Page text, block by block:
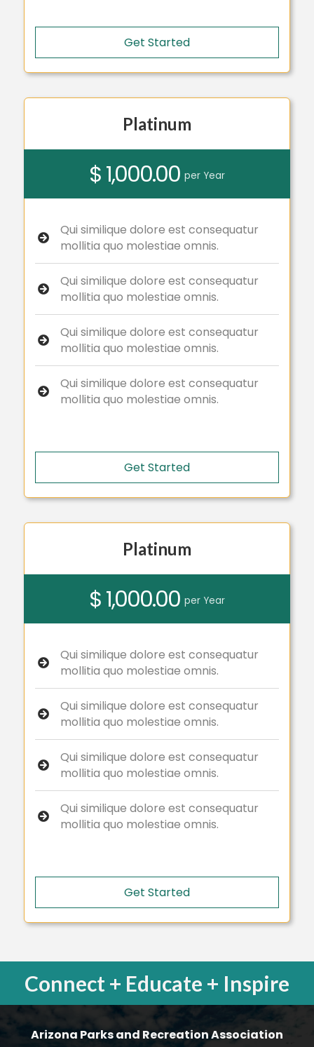
Get Started
Platinum
$ 1,000.00 per Year
Qui similique dolore est consequatur
mollitia quo molestiae omnis.
Qui similique dolore est consequatur
mollitia quo molestiae omnis.
Qui similique dolore est consequatur
mollitia quo molestiae omnis.
Qui similique dolore est consequatur
mollitia quo molestiae omnis.
Get Started
Platinum
$ 1,000.00 per Year
Qui similique dolore est consequatur
mollitia quo molestiae omnis.
Qui similique dolore est consequatur
mollitia quo molestiae omnis.
Qui similique dolore est consequatur
mollitia quo molestiae omnis.
Qui similique dolore est consequatur
mollitia quo molestiae omnis.
Get Started
Connect + Educate + Inspire
Arizona Parks and Recreation Association